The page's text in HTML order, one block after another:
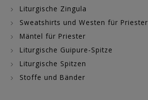
Liturgische Zingula
Sweatshirts und Westen für Priester
Mäntel für Priester
Liturgische Guipure-Spitze
Liturgische Spitzen
Stoffe und Bänder